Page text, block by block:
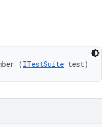
(ITestSuite test)